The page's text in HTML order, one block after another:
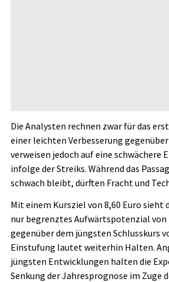
Die Analysten rechnen zwar für das
einer leichten Verbesserung
verweisen jedoch auf eine schwächere
infolge der Streiks. Während das
schwach bleibt, dürften Fracht und
Mit einem Kursziel von 8,60 Euro sieht
nur begrenztes Aufwärtspotenzial von
gegenüber dem jüngsten Schlusskurs
Einstufung lautet weiterhin Halten.
jüngsten Entwicklungen halten die
Senkung der Jahresprognose im Zuge